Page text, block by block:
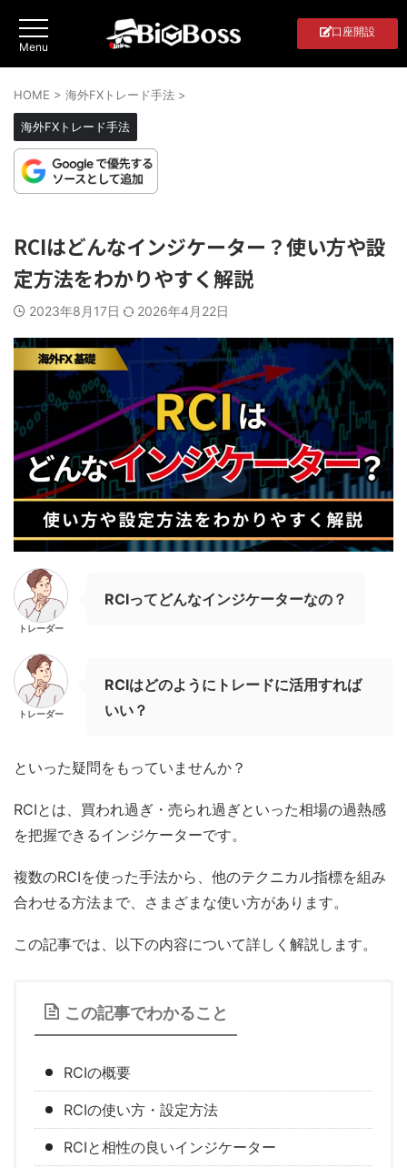
口座開設
HOME > 海外FXトレード手法 >
海外FXトレード手法
RCIはどんなインジケーター？使い方や設
定方法をわかりやすく解説
2023年8月17日 2026年4月22日
トレーダー
RCIってどんなインジケーターなの？
トレーダー
RCIはどのようにトレードに活用すれば
いい？
といった疑問をもっていませんか？
RCIとは、買われ過ぎ・売られ過ぎといった相場の過熱感
を把握できるインジケーターです。
複数のRCIを使った手法から、他のテクニカル指標を組み
合わせる方法まで、さまざまな使い方があります。
この記事では、以下の内容について詳しく解説します。
この記事でわかること
RCIの概要
RCIの使い方・設定方法
RCIと相性の良いインジケーター